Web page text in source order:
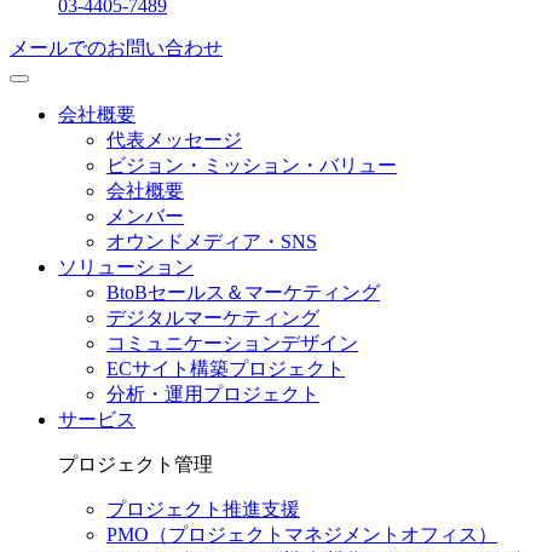
03-4405-7489
メールでのお問い合わせ
会社概要
代表メッセージ
ビジョン・ミッション・バリュー
会社概要
メンバー
オウンドメディア・SNS
ソリューション
BtoBセールス＆マーケティング
デジタルマーケティング
コミュニケーションデザイン
ECサイト構築プロジェクト
分析・運用プロジェクト
サービス
プロジェクト管理
プロジェクト推進支援
PMO（プロジェクトマネジメントオフィス）